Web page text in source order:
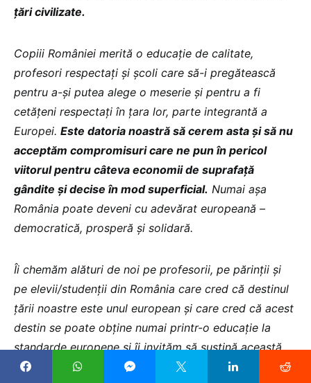
țări civilizate.
Copiii României merită o educație de calitate,
profesori respectați și școli care să-i pregătească
pentru a-și putea alege o meserie și pentru a fi
cetățeni respectați în țara lor, parte integrantă a
Europei. Este datoria noastră să cerem asta și să nu
acceptăm compromisuri care ne pun în pericol
viitorul pentru câteva economii de suprafață
gândite și decise în mod superficial. Numai așa
România poate deveni cu adevărat europeană –
democratică, prosperă și solidară.
Îi chemăm alături de noi pe profesorii, pe părinții și
pe elevii/studenții din România care cred că destinul
țării noastre este unul european și care cred că acest
destin se poate obține numai printr-o educație la
standarde europene și îi invităm să susțină această
inițiativă pe toți cei care consideră că educația